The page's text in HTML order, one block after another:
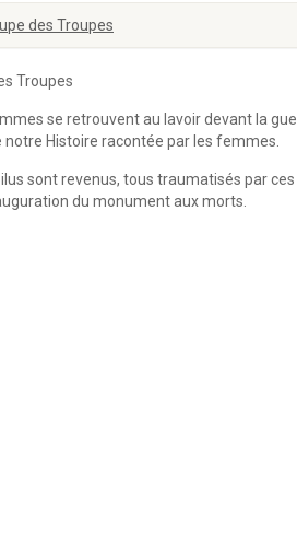
des Troupes
Troupes
se retrouvent au lavoir devant la
notre Histoire racontée par les femmes.
sont revenus, tous traumatisés par
du monument aux morts.